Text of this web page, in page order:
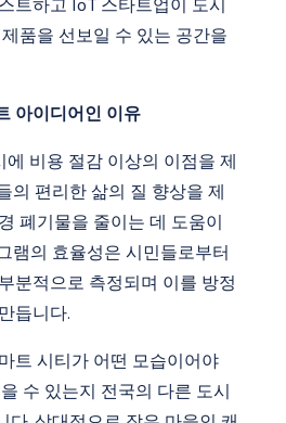
품을 선보일 수 있는 공간을
아이디어인 이유
에 비용 절감 이상의 이점을 제
의 편리한 삶의 질 향상을 제
폐기물을 줄이는 데 도움이
램의 효율성은 시민들로부터
분적으로 측정되며 이를 방정
듭니다.
트 시티가 어떤 모습이어야
수 있는지 전국의 다른 도시